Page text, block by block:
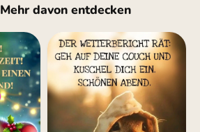
Mehr davon entdecken